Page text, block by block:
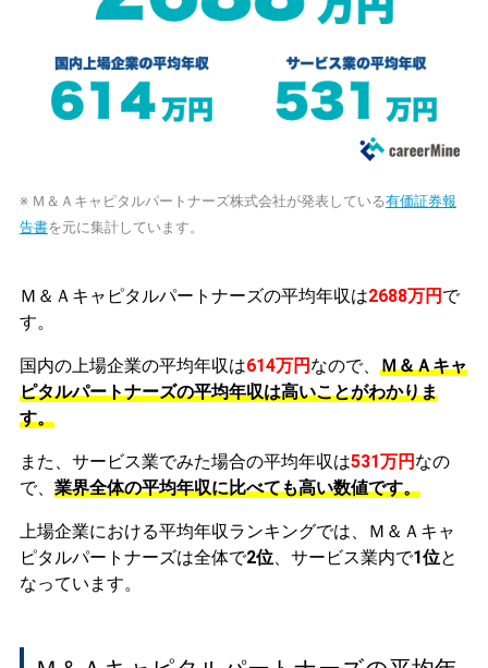
※ Ｍ＆Ａキャピタルパートナーズ株式会社が発表している有価証券報
告書を元に集計しています。
Ｍ＆Ａキャピタルパートナーズの平均年収は2688万円 で
す。
国内の上場企業の平均年収は614万円 なので、 Ｍ＆Ａキャ
ピタルパートナーズの平均年収は高いことがわかりま
す。
また、サービス業でみた場合の平均年収は531万円 なの
で、 業界全体の平均年収に比べても高い数値です。
上場企業における平均年収ランキングでは、Ｍ＆Ａキャ
ピタルパートナーズは全体で2位、サービス業内で1位と
なっています。